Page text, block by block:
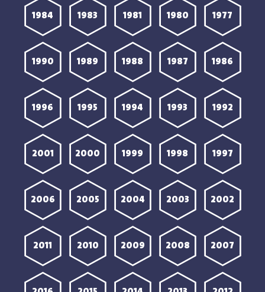
1977
1980
1981
1983
1984
1986
1987
1988
1989
1990
1992
1993
1994
1995
1996
1997
1998
1999
2000
2001
2002
2003
2004
2005
2006
2007
2008
2009
2010
2011